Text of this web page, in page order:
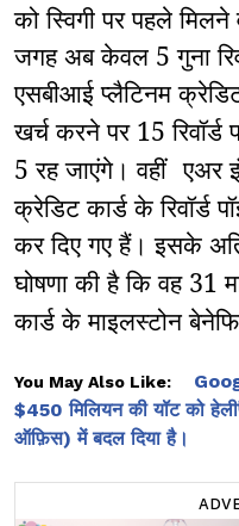
को स्विगी पर पहले मिलने
जगह अब केवल 5 गुना
एसबीआई प्लैटिनम
खर्च करने पर 15
5 रह जाएंगे। वहीं एअर
क्रेडिट कार्ड के
कर दिए गए हैं। इसके
घोषणा की है कि वह 31
कार्ड के माइलस्टोन
You May Also Like:
$450 मिलियन की यॉट को
ऑफ़िस) में बदल दिया है।